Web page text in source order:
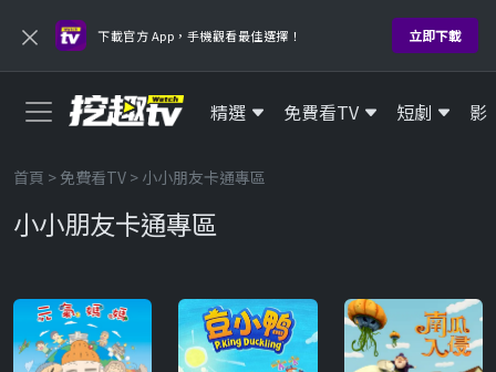
× 下載官方 App，手機觀看最佳選擇！ 立即下載
精選 免費看TV 短劇 影
首頁 > 免費看TV > 小小朋友卡通專區
小小朋友卡通專區